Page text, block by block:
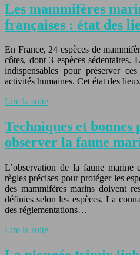
Les mammifères
françaises : état des
En France, 24 espèces de
côtes, dont 3 espèces
indispensables pour préserver
activités humaines. Cet état des
Lire la suite
Techniques et
observer la faune
L’observation de la faune marine
règles précises pour protéger les
des mammifères marins doivent
définies selon les espèces. La
des réglementations…
Lire la suite